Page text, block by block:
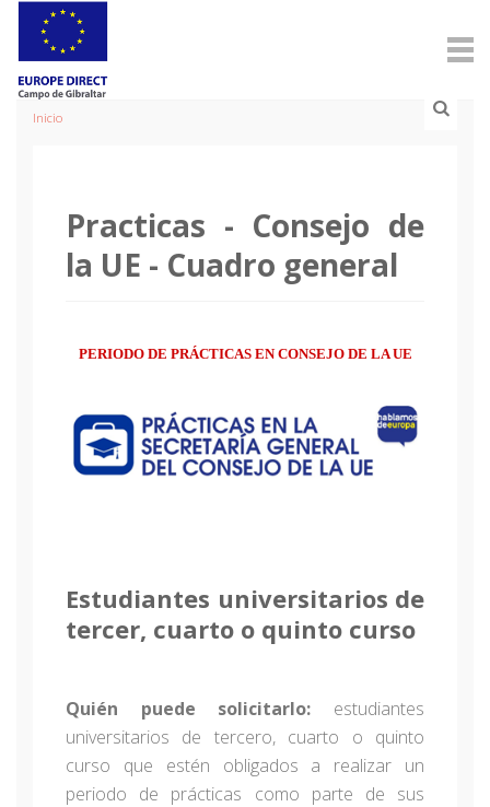
Inicio
Practicas - Consejo de
la UE - Cuadro general
PERIODO DE PRÁCTICAS EN CONSEJO DE LA UE
Estudiantes universitarios de
tercer, cuarto o quinto curso
Quién puede solicitarlo: estudiantes
universitarios de tercero, cuarto o quinto
curso que estén obligados a realizar un
periodo de prácticas como parte de sus